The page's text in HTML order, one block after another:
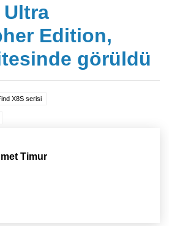
Ultra
Edition,
görüldü
X8S serisi
Timur